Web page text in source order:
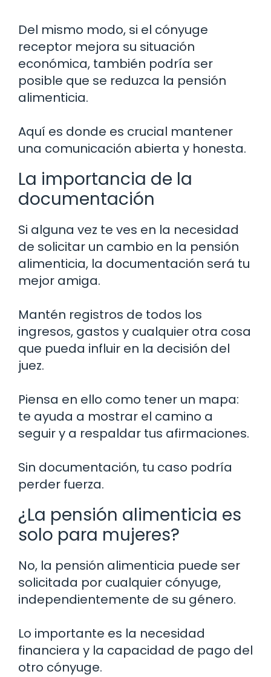
Del mismo modo, si el cónyuge
receptor mejora su situación
económica, también podría ser
posible que se reduzca la pensión
alimenticia.
Aquí es donde es crucial mantener
una comunicación abierta y honesta.
La importancia de la
documentación
Si alguna vez te ves en la necesidad
de solicitar un cambio en la pensión
alimenticia, la documentación será tu
mejor amiga.
Mantén registros de todos los
ingresos, gastos y cualquier otra cosa
que pueda influir en la decisión del
juez.
Piensa en ello como tener un mapa:
te ayuda a mostrar el camino a
seguir y a respaldar tus afirmaciones.
Sin documentación, tu caso podría
perder fuerza.
¿La pensión alimenticia es
solo para mujeres?
No, la pensión alimenticia puede ser
solicitada por cualquier cónyuge,
independientemente de su género.
Lo importante es la necesidad
financiera y la capacidad de pago del
otro cónyuge.